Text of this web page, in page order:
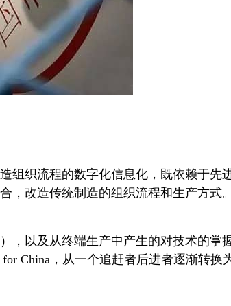
组织流程的数字化信息化，既依赖于先
，改造传统制造的组织流程和生产方式
以及从终端生产中产生的对技术的掌
China，从一个追赶者后进者逐渐转